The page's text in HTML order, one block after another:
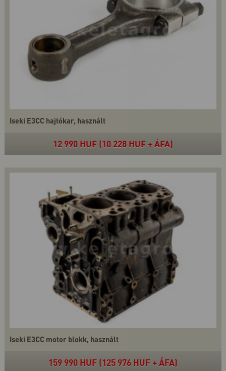
Iseki E3CC hajtókar, használt
12 990 HUF (10 228 HUF + ÁFA)
Iseki E3CC motor blokk, használt
159 990 HUF (125 976 HUF + ÁFA)